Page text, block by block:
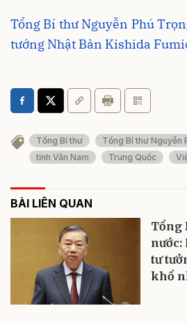
Tổng Bí thư Nguyễn Phú
tướng Nhật Bản Kishida
Tổng Bí thư
Tổng Bí thư Nguyễn
tỉnh Vân Nam
Trung Quốc
BÀI LIÊN QUAN
Tổng
nước:
tư
khổ